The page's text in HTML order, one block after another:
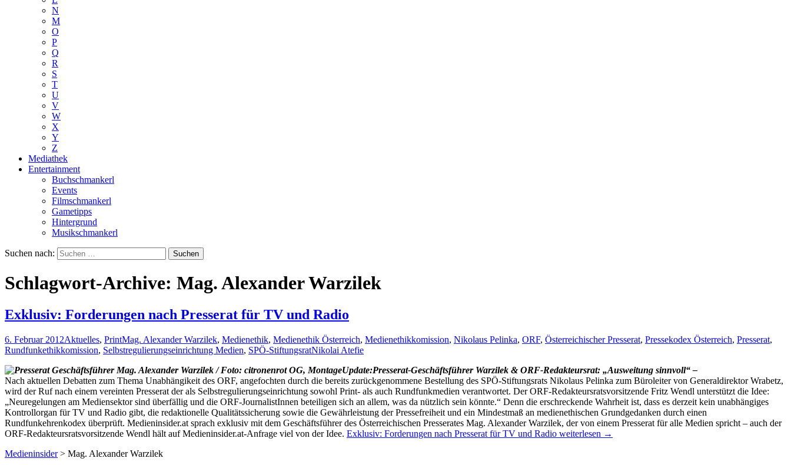
N
M
O
P
Q
R
S
T
U
V
W
X
Y
Z
Mediathek
Entertainment
Buchschmankerl
Events
Filmschmankerl
Gametipps
Hintergrund
Musikschmankerl
Suchen nach:
Schlagwort-Archive: Mag. Alexander Warzilek
Exklusiv: Forderungen nach Presserat für TV und Radio
6. Februar 2012Aktuelles, PrintMag. Alexander Warzilek, Medienethik, Medienethik Österreich, Medienethikkomission, Nikolaus Pelinka, ORF, Österreichischer Presserat, Pressekodex Österreich, Presserat,
Rundfunkethikkomission, Selbstregulierungseinrichtung Medien, SPÖ-StiftungsratNikolai Atefie
Update:Presserat-Geschäftsführer Warzilek & ORF-Redakteursrat: „Ausweitung sinnvoll“ –
Nach aktuellen Debatten zum Thema Unabhängikeit des ORF, angefochten durch die bereits zurückgenommene Bestellung des SPÖ-Stiftungsrats Nikolaus Pelinka zum Büroleiter von Generaldirektor Wrabetz,
wird der Ruf nach einem vereinten Presserat der als Selbstregulierungseinrichtung sowohl Print- als auch Rundfunkmedien verantwortet. Der ORF-Redakteursratsvorsitzende Fritz Wendl unterstützt die Idee:
„Neuregelungen am Mediensektor sind überfällig und die ORF-JournalistInnen beteiligen sich an allem, was da nützlich sein könnte.“ Denn die erschreckende Wahrheit ist, dass es derzeit kein unabhängiges
Kontrollorgan für TV und Radio gibt, die redaktionelle Qualitätssicherung sowie die Gewährleistung der Pressefreiheit und ein Mindestmaß an medienethischen Grundgedanken durch einen
Rundfunkehrenkodex überprüft. Medieninsider.at sprach exklusiv mit dem Geschäftsführer des Österreichischen Presserates Mag. Alexander Warzilek, der von einem Presserat für alle Medien spricht – auch der
ORF-Redakteursratsvorsitzende Wendl hält auf Medieninsider.at-Anfrage viel von der Idee. Exklusiv: Forderungen nach Presserat für TV und Radio weiterlesen →
Medieninsider> Mag. Alexander Warzilek